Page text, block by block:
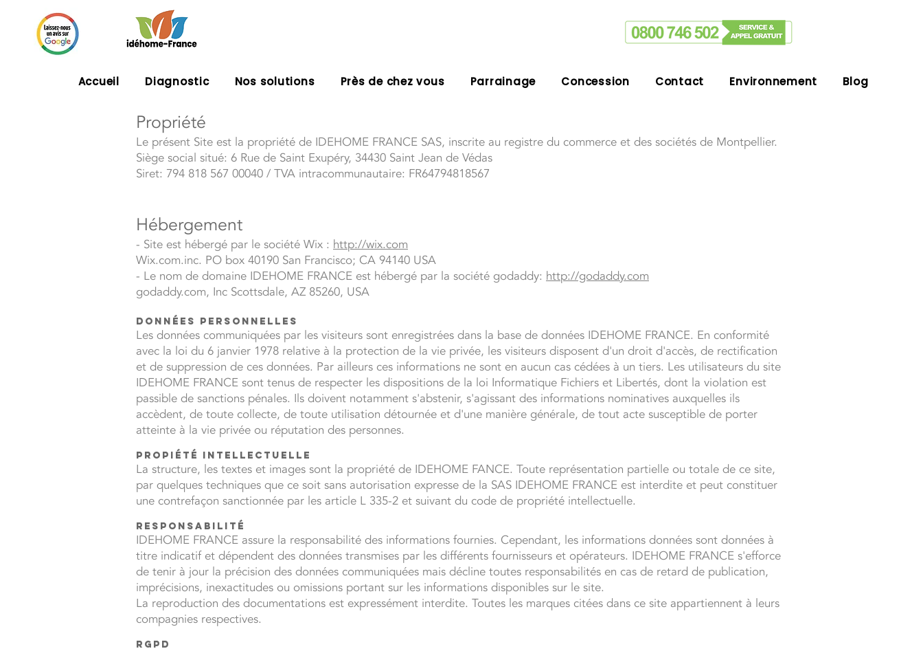
Accueil Diagnostic Nos solutions Près de chez vous Parrainage Concession Contact Environnement Blog
Propriété
Le présent Site est la propriété de IDEHOME FRANCE SAS, inscrite au registre du commerce et des sociétés de Montpellier.
Siège social situé: 6 Rue de Saint Exupéry, 34430 Saint Jean de Védas
Siret: 794 818 567 00040 / TVA intracommunautaire: FR64794818567
Hébergement
- Site est hébergé par le société Wix : http://wix.com
Wix.com.inc. PO box 40190 San Francisco; CA 94140 USA
- Le nom de domaine IDEHOME FRANCE est hébergé par la société godaddy: http://godaddy.com
godaddy.com, Inc Scottsdale, AZ 85260, USA
Données personnelles
Les données communiquées par les visiteurs sont enregistrées dans la base de données IDEHOME FRANCE. En conformité
avec la loi du 6 janvier 1978 relative à la protection de la vie privée, les visiteurs disposent d'un droit d'accès, de rectification
et de suppression de ces données. Par ailleurs ces informations ne sont en aucun cas cédées à un tiers. Les utilisateurs du site
IDEHOME FRANCE sont tenus de respecter les dispositions de la loi Informatique Fichiers et Libertés, dont la violation est
passible de sanctions pénales. Ils doivent notamment s'abstenir, s'agissant des informations nominatives auxquelles ils
accèdent, de toute collecte, de toute utilisation détournée et d'une manière générale, de tout acte susceptible de porter
atteinte à la vie privée ou réputation des personnes.
Propiété intellectuelle
La structure, les textes et images sont la propriété de IDEHOME FANCE. Toute représentation partielle ou totale de ce site,
par quelques techniques que ce soit sans autorisation expresse de la SAS IDEHOME FRANCE est interdite et peut constituer
une contrefaçon sanctionnée par les article L 335-2 et suivant du code de propriété intellectuelle.
Responsabilité
IDEHOME FRANCE assure la responsabilité des informations fournies. Cependant, les informations données sont données à
titre indicatif et dépendent des données transmises par les différents fournisseurs et opérateurs. IDEHOME FRANCE s'efforce
de tenir à jour la précision des données communiquées mais décline toutes responsabilités en cas de retard de publication,
imprécisions, inexactitudes ou omissions portant sur les informations disponibles sur le site.
La reproduction des documentations est expressément interdite. Toutes les marques citées dans ce site appartiennent à leurs
compagnies respectives.
RGPD